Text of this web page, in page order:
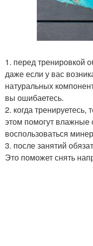
1. перед тренировкой
даже если у вас
натуральных
вы ошибаетесь.
2. когда
этом помогут
воспользоваться
3. после занятий
Это поможет снять